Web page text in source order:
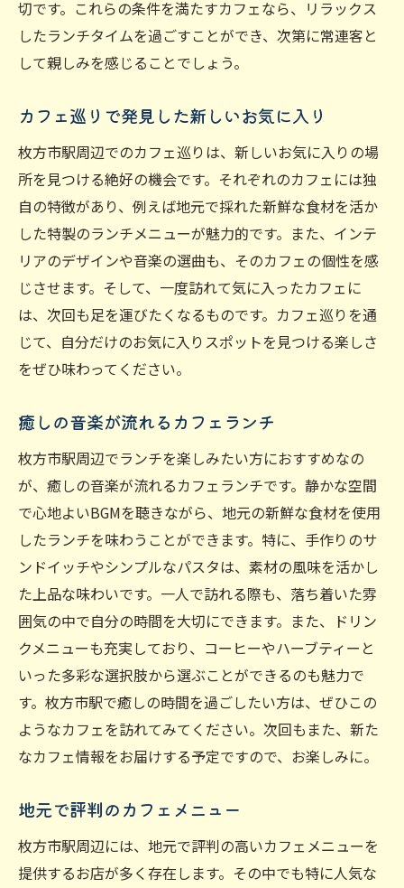
切です。これらの条件を満たすカフェなら、リラックス
したランチタイムを過ごすことができ、次第に常連客と
して親しみを感じることでしょう。
カフェ巡りで発見した新しいお気に入り
枚方市駅周辺でのカフェ巡りは、新しいお気に入りの場
所を見つける絶好の機会です。それぞれのカフェには独
自の特徴があり、例えば地元で採れた新鮮な食材を活か
した特製のランチメニューが魅力的です。また、インテ
リアのデザインや音楽の選曲も、そのカフェの個性を感
じさせます。そして、一度訪れて気に入ったカフェに
は、次回も足を運びたくなるものです。カフェ巡りを通
じて、自分だけのお気に入りスポットを見つける楽しさ
をぜひ味わってください。
癒しの音楽が流れるカフェランチ
枚方市駅周辺でランチを楽しみたい方におすすめなの
が、癒しの音楽が流れるカフェランチです。静かな空間
で心地よいBGMを聴きながら、地元の新鮮な食材を使用
したランチを味わうことができます。特に、手作りのサ
ンドイッチやシンプルなパスタは、素材の風味を活かし
た上品な味わいです。一人で訪れる際も、落ち着いた雰
囲気の中で自分の時間を大切にできます。また、ドリン
クメニューも充実しており、コーヒーやハーブティーと
いった多彩な選択肢から選ぶことができるのも魅力で
す。枚方市駅で癒しの時間を過ごしたい方は、ぜひこの
ようなカフェを訪れてみてください。次回もまた、新た
なカフェ情報をお届けする予定ですので、お楽しみに。
地元で評判のカフェメニュー
枚方市駅周辺には、地元で評判の高いカフェメニューを
提供するお店が多く存在します。その中でも特に人気な